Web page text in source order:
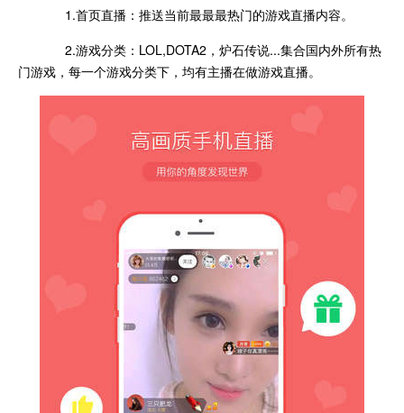
1.首页直播：推送当前最最最热门的游戏直播内容。
2.游戏分类：LOL,DOTA2，炉石传说...集合国内外所有热
门游戏，每一个游戏分类下，均有主播在做游戏直播。